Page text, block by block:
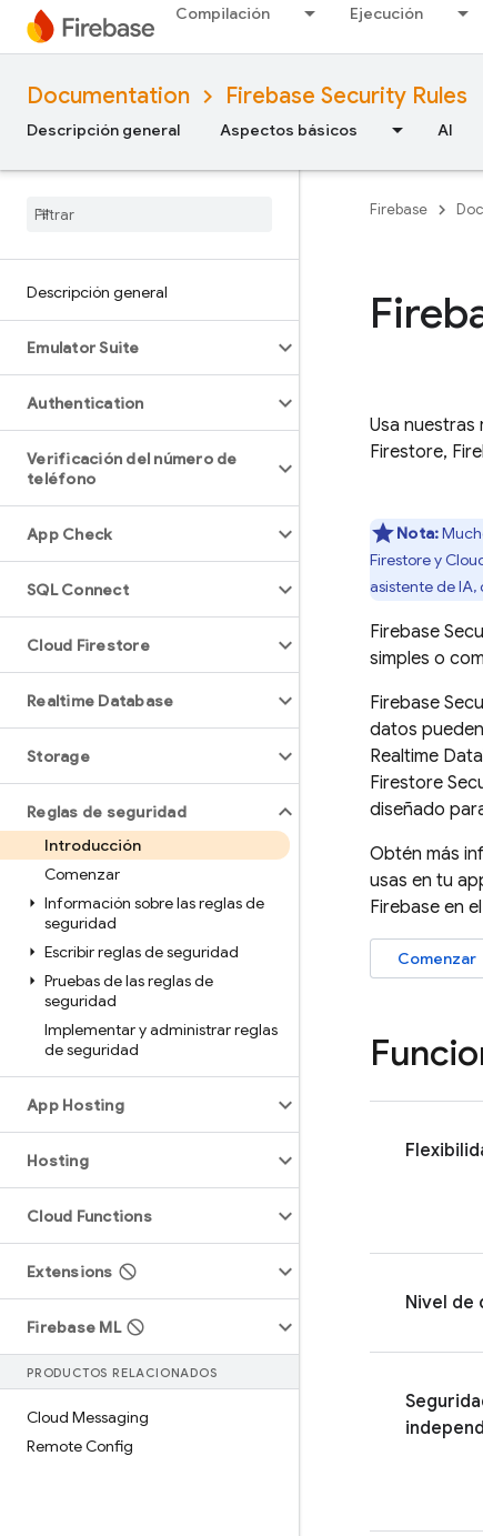
Compilación Ejecución
Documentation Firebase Security Rules
Descripción general Aspectos básicos AI
Descripción general
Emulator Suite
Authentication
Verificación del número de
teléfono
App Check
SQL Connect
Cloud Firestore
Realtime Database
Storage
Reglas de seguridad
Introducción
Comenzar
Información sobre las reglas de
seguridad
Escribir reglas de seguridad
Pruebas de las reglas de
seguridad
Implementar y administrar reglas
de seguridad
App Hosting
Hosting
Cloud Functions
Extensions
Firebase ML
PRODUCTOS RELACIONADOS
Cloud Messaging
Remote Config
Firebase
Usa
Firestore,
Nota:
Firestorey
asistente de IA,
Firebase
simples o
Firebase
datos
Realtime
Firestore
diseñado
Obtén más
usas en tu
Firebase en
Comenzar
Nivel de